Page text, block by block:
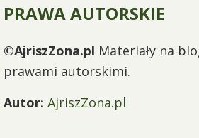
PRAWA AUTORSKIE
©AjriszZona.pl Materiały na
prawami autorskimi.
Autor: AjriszZona.pl